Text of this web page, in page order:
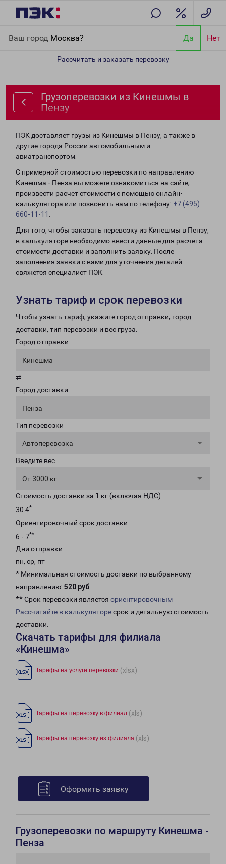
Ваш город Москва? Да Нет
Рассчитать и заказать перевозку
Грузоперевозки из Кинешмы в
Пензу
ПЭК доставляет грузы из Кинешмы в Пензу, а также в
другие города России автомобильным и
авиатранспортом.
С примерной стоимостью перевозки по направлению
Кинешма - Пенза вы можете ознакомиться на сайте,
произвести расчет стоимости с помощью онлайн-
калькулятора или позвонить нам по телефону: +7 (495)
660-11-11
Для того, чтобы заказать перевозку из Кинешмы в Пензу,
в калькуляторе необходимо ввести данные для расчета
стоимости доставки и заполнить заявку. После
заполнения заявки с вами для уточнения деталей
свяжется специалист ПЭК.
Узнать тариф и срок перевозки
Чтобы узнать тариф, укажите город отправки, город
доставки, тип перевозки и вес груза.
Город отправки
Кинешма
⇄
Город доставки
Пенза
Тип перевозки
Автоперевозка
Введите вес
От 3000 кг
Стоимость доставки за 1 кг (включая НДС)
30.4*
Ориентировочный срок доставки
6 - 7**
Дни отправки
пн, ср, пт
* Минимальная стоимость доставки по выбранному
направлению: 520 руб.
** Срок перевозки является ориентировочным
Рассчитайте в калькуляторесрок и детальную стоимость
доставки.
Скачать тарифы для филиала
«Кинешма»
Тарифы на услуги перевозки (xlsx)
Тарифы на перевозку в филиал (xls)
Тарифы на перевозку из филиала (xls)
Оформить заявку
Грузоперевозки по маршруту Кинешма -
Пенза